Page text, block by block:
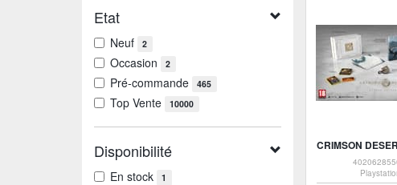
Etat
Neuf 2
Occasion 2
Pré-commande 465
Top Vente 10000
Disponibilité
En stock 1